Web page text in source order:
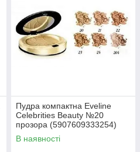
Пудра компактна Eveline
Celebrities Beauty №20
прозора (5907609333254)
В наявності